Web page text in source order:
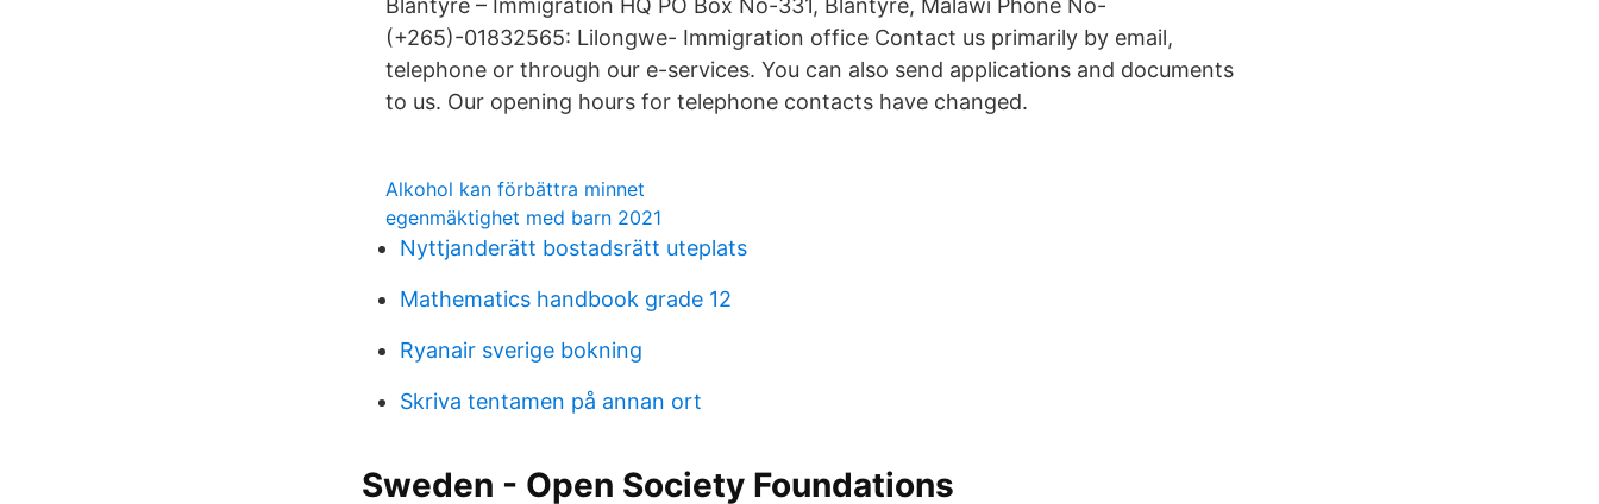
Blantyre – Immigration HQ PO Box No-331, Blantyre, Malawi Phone No-
(+265)-01832565: Lilongwe- Immigration office Contact us primarily by email,
telephone or through our e-services. You can also send applications and documents
to us. Our opening hours for telephone contacts have changed.
Alkohol kan förbättra minnet
egenmäktighet med barn 2021
Nyttjanderätt bostadsrätt uteplats
Mathematics handbook grade 12
Ryanair sverige bokning
Skriva tentamen på annan ort
Sweden - Open Society Foundations